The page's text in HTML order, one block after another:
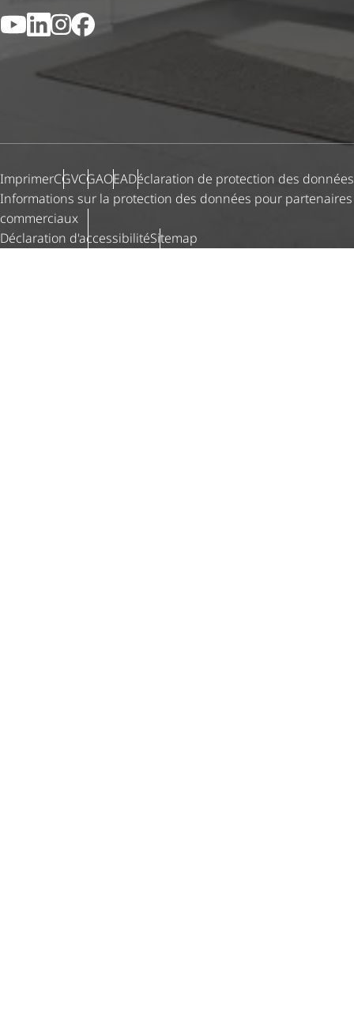
YouTubeLinkedIn
Instagram
Facebook
ImprimerCGVCGAOEADéclaration de protection des données
Informations sur la protection des données pour partenaires
commerciaux
Déclaration d'ac­ces­si­bi­litéSitemap